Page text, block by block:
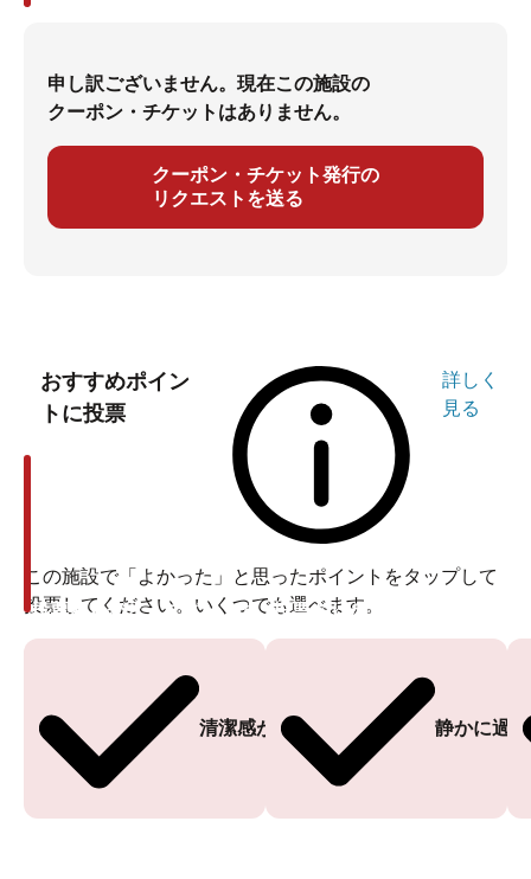
申し訳ございません。現在この施設の
クーポン・チケットはありません。
クーポン・チケット発行の
リクエストを送る
おすすめポイン
トに投票
詳しく
見る
この施設で「よかった」と思ったポイントをタップして
投票してください。いくつでも選べます。
清潔感がある
投票ありがとうございます
静かに過
投票ありがとうございます